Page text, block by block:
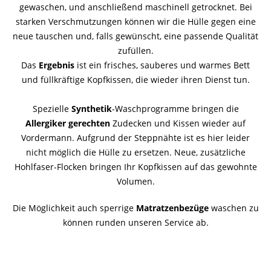
gewaschen, und anschließend maschinell getrocknet. Bei
starken Verschmutzungen können wir die Hülle gegen eine
neue tauschen und, falls gewünscht, eine passende Qualität
zufüllen.
Das Ergebnis ist ein frisches, sauberes und warmes Bett
und füllkräftige Kopfkissen, die wieder ihren Dienst tun.
Spezielle Synthetik-Waschprogramme bringen die
Allergiker gerechten Zudecken und Kissen wieder auf
Vordermann. Aufgrund der Steppnähte ist es hier leider
nicht möglich die Hülle zu ersetzen. Neue, zusätzliche
Hohlfaser-Flocken bringen Ihr Kopfkissen auf das gewohnte
Volumen.
Die Möglichkeit auch sperrige Matratzenbezügewaschen zu
können runden unseren Service ab.